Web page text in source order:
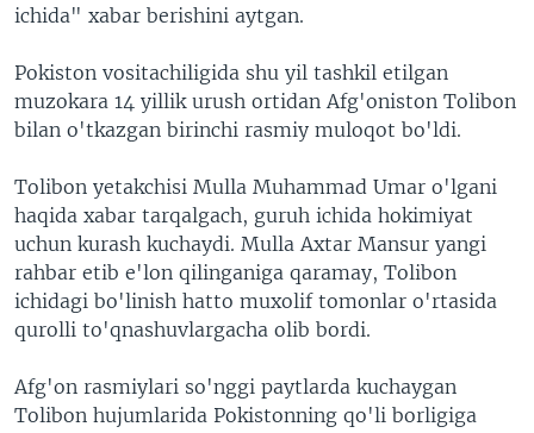
ichida" xabar berishini aytgan.
Pokiston vositachiligida shu yil tashkil etilgan
muzokara 14 yillik urush ortidan Afg'oniston Tolibon
bilan o'tkazgan birinchi rasmiy muloqot bo'ldi.
Tolibon yetakchisi Mulla Muhammad Umar o'lgani
haqida xabar tarqalgach, guruh ichida hokimiyat
uchun kurash kuchaydi. Mulla Axtar Mansur yangi
rahbar etib e'lon qilinganiga qaramay, Tolibon
ichidagi bo'linish hatto muxolif tomonlar o'rtasida
qurolli to'qnashuvlargacha olib bordi.
Afg'on rasmiylari so'nggi paytlarda kuchaygan
Tolibon hujumlarida Pokistonning qo'li borligiga